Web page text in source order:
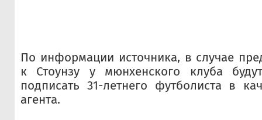
По информации источника, в случае
к Стоунзу у мюнхенского клуба
подписать 31-летнего футболиста в
агента.